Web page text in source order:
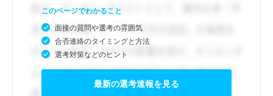
このページでわかること
面接の質問や選考の雰囲気
合否連絡のタイミングと方法
選考対策などのヒント
最新の選考速報を見る